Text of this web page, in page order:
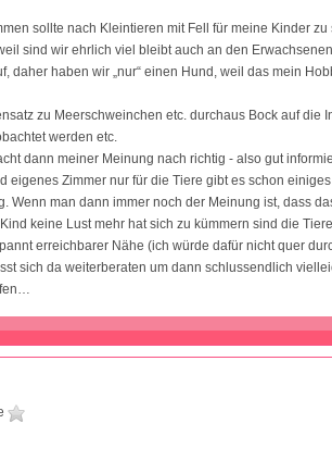
sollte nach Kleintieren mit Fell für meine Kinder
sind wir ehrlich viel bleibt auch an den
daher haben wir „nur“ einen Hund, weil das mein
zu Meerschweinchen etc. durchaus Bock auf die
werden etc.
dann meiner Meinung nach richtig - also gut
eigenes Zimmer nur für die Tiere gibt es schon
Wenn man dann immer noch der Meinung ist, dass
keine Lust mehr hat sich zu kümmern sind die
erreichbarer Nähe (ich würde dafür nicht quer
sich da weiterberaten um dann schlussendlich